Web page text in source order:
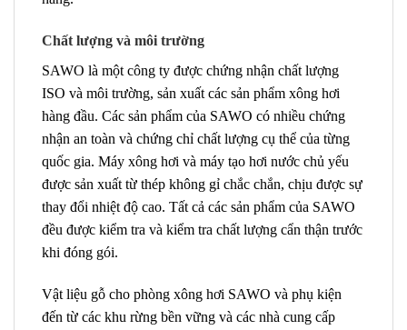
Chất lượng và môi trường
SAWO là một công ty được chứng nhận chất lượng
ISO và môi trường, sản xuất các sản phẩm xông hơi
hàng đầu. Các sản phẩm của SAWO có nhiều chứng
nhận an toàn và chứng chỉ chất lượng cụ thể của từng
quốc gia. Máy xông hơi và máy tạo hơi nước chủ yếu
được sản xuất từ ​​thép không gỉ chắc chắn, chịu được sự
thay đổi nhiệt độ cao. Tất cả các sản phẩm của SAWO
đều được kiểm tra và kiểm tra chất lượng cẩn thận trước
khi đóng gói.
Vật liệu gỗ cho phòng xông hơi SAWO và phụ kiện
đến từ các khu rừng bền vững và các nhà cung cấp